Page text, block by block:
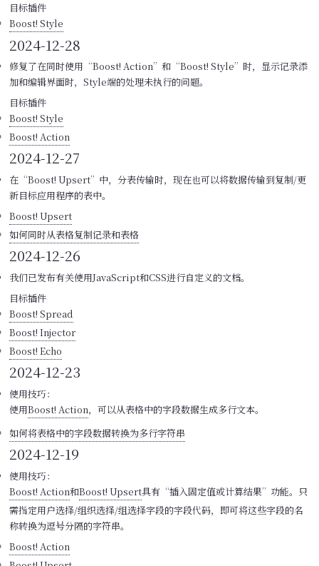
目标插件
Boost! Style
2024-12-28
修复了在同时使用“Boost! Action”和“Boost! Style”时，显示记录添
加和编辑界面时，Style端的处理未执行的问题。
目标插件
Boost! Style
Boost! Action
2024-12-27
在“Boost! Upsert”中，分表传输时，现在也可以将数据传输到复制/更
新目标应用程序的表中。
Boost! Upsert
如何同时从表格复制记录和表格
2024-12-26
我们已发布有关使用JavaScript和CSS进行自定义的文档。
目标插件
Boost! Spread
Boost! Injector
Boost! Echo
2024-12-23
使用技巧：
使用Boost! Action，可以从表格中的字段数据生成多行文本。
如何将表格中的字段数据转换为多行字符串
2024-12-19
使用技巧：
Boost! Action和Boost! Upsert具有“插入固定值或计算结果”功能。只
需指定用户选择/组织选择/组选择字段的字段代码，即可将这些字段的名
称转换为逗号分隔的字符串。
Boost! Action